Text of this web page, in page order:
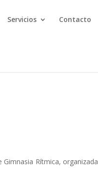
Servicios Contacto
Rítmica, organizada